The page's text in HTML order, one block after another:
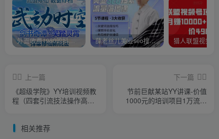
外面收费1980的抖音武动时空直播项目，无需真人出镜，实时互动直播【软件+详细教程】 薛老丝儿美业seo搜索流量落地课，一周暴涨20w粉丝，全干货讲解
上一篇
《超级学院》YY培训视频教
程（四套引流技法操作高价
下一篇
节前巨献某站YY讲课-价值
1000元的培训项目1万流量
相关推荐